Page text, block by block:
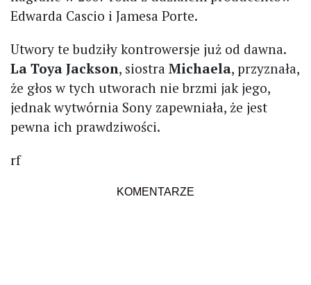
Edwarda Cascio i Jamesa Porte.
Utwory te budziły kontrowersje już od dawna.
La Toya Jackson, siostra Michaela, przyznała,
że głos w tych utworach nie brzmi jak jego,
jednak wytwórnia Sony zapewniała, że jest
pewna ich prawdziwości.
rf
KOMENTARZE